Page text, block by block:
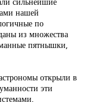
нашей
по
из множества
пятнышки,
открыли в
эти